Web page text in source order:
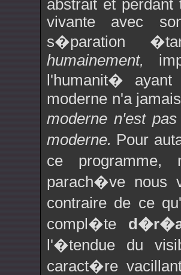
abstrait et perdant
vivante avec
s�paration
humainement,
l'humanit�
moderne n'a
moderne n'est
moderne. Pour
ce
parach�ve nous
contraire de ce
compl�te
l'�tendue du
caract�re